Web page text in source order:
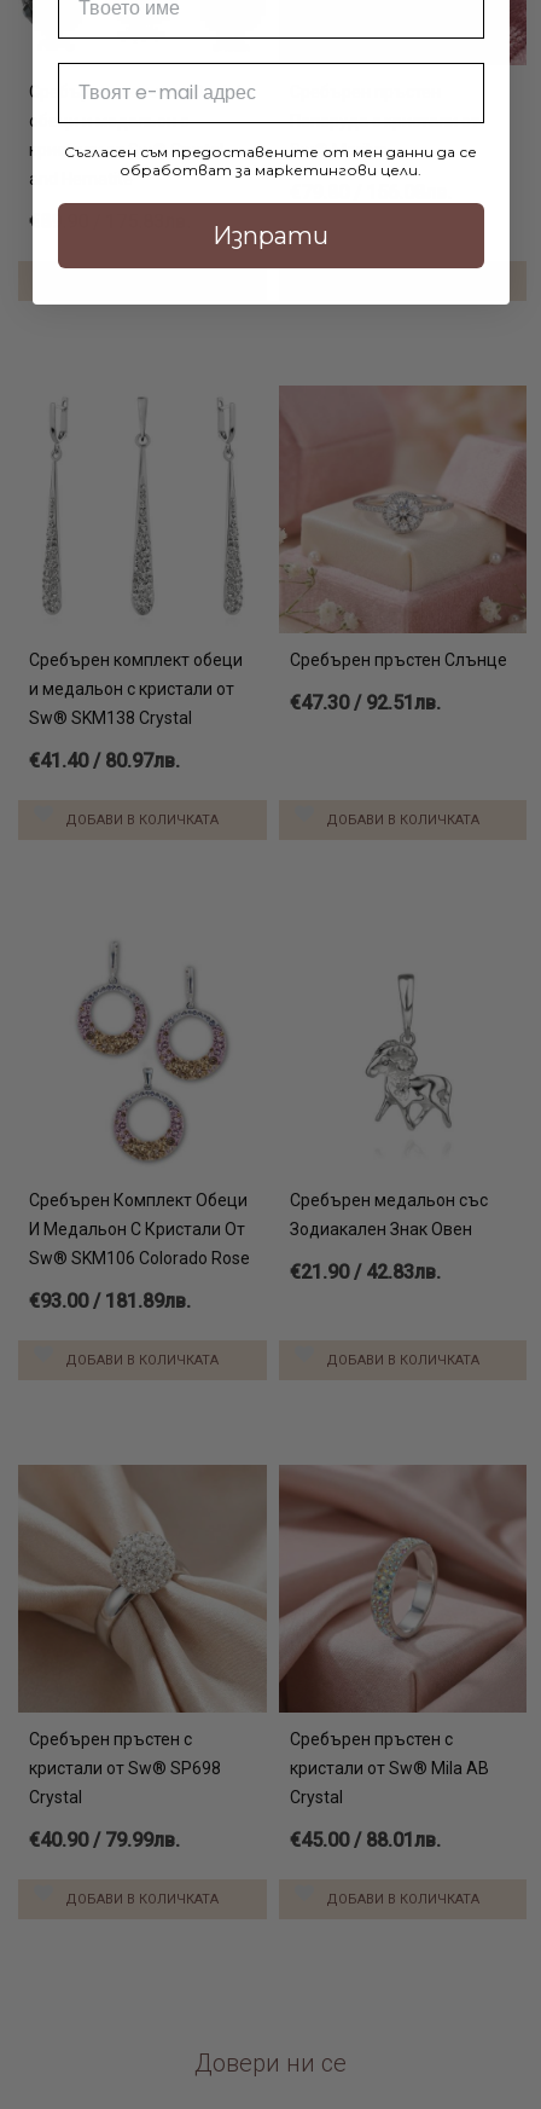
Сребърен комплект Daniela
обеци и медальон с
кристали от Sw® Crystal
and Hematite
€89.90 / 175.83лв.
Пеперуда с кристали от
Sw® Marilyn
Сребърен комплект обеци
и медальон с кристали от
Sw® SKM138 Crystal
€41.40 / 80.97лв.
ДОБАВИ В КОЛИЧКАТА
Сребърен пръстен Слънце
€47.30 / 92.51лв.
ДОБАВИ В КОЛИЧКАТА
Сребърен Комплект Обеци
И Медальон С Кристали От
Sw® SKM106 Colorado Rose
€93.00 / 181.89лв.
ДОБАВИ В КОЛИЧКАТА
Сребърен медальон със
Зодиакален Знак Овен
€21.90 / 42.83лв.
ДОБАВИ В КОЛИЧКАТА
Сребърен пръстен с
кристали от Sw® SP698
Crystal
€40.90 / 79.99лв.
ДОБАВИ В КОЛИЧКАТА
Сребърен пръстен с
кристали от Sw® Mila AB
Crystal
€45.00 / 88.01лв.
ДОБАВИ В КОЛИЧКАТА
Довери ни се
Съгласен съм предоставените от мен данни да се
обработват за маркетингови цели.
Изпрати